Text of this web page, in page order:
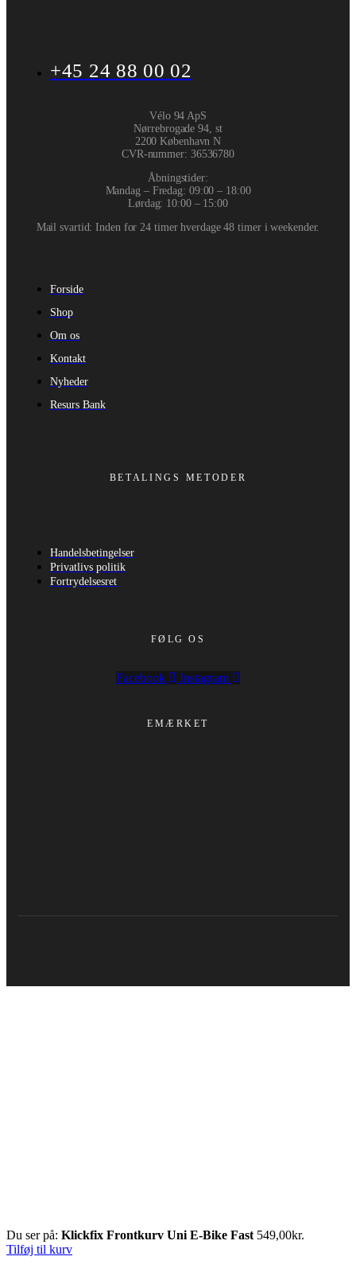
+45 24 88 00 02
Vélo 94 ApS
Nørrebrogade 94, st
2200 København N
CVR-nummer: 36536780
Åbningstider:
Mandag – Fredag: 09:00 – 18:00
Lørdag: 10:00 – 15:00
Mail svartid: Inden for 24 timer hverdage 48 timer i weekender.
Forside
Shop
Om os
Kontakt
Nyheder
Resurs Bank
BETALINGS METODER
Handelsbetingelser
Privatlivs politik
Fortrydelsesret
FØLG OS
Facebook Instagram
EMÆRKET
Du ser på: Klickfix Frontkurv Uni E-Bike Fast 549,00kr.
Tilføj til kurv